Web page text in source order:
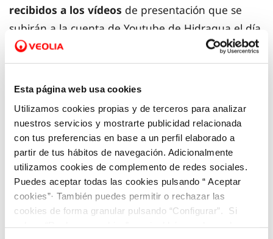
Esta página web usa cookies
Utilizamos cookies propias y de terceros para analizar
nuestros servicios y mostrarte publicidad relacionada
con tus preferencias en base a un perfil elaborado a
partir de tus hábitos de navegación. Adicionalmente
utilizamos cookies de complemento de redes sociales.
Puedes aceptar todas las cookies pulsando “ Aceptar
cookies”· También puedes permitir o rechazar las
cookies de forma granular pulsando “Configurar”. Si
recibidos a los vídeos de presentación que se
subirán a la cuenta de Youtube de Hidraqua el día
27 de mayo y otro voto que será el resultado de la
valoración aportada por el público asistentea la
jornada de presentación de los proyectos del día 4
Aguas de Alicante, Hidraqua y Fundación Emplea
ofrecerán al proyecto ganador el acompañamiento
necesario para su desarrollo, es decir, la
formación en herramientas innovadoraspara la
gestión y desarrollo de iniciativas sin ánimo de
lucro, un servicio de consultoría de seis meses de